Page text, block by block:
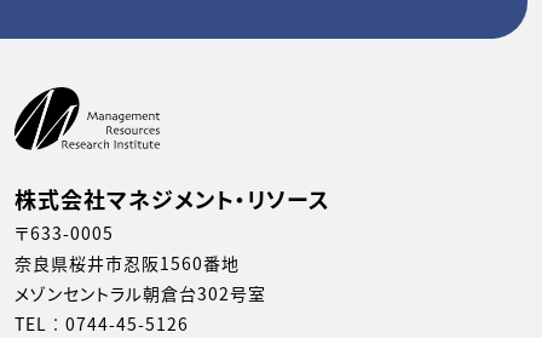
株式会社マネジメント・リソース
〒633-0005
奈良県桜井市忍阪1560番地
メゾンセントラル朝倉台302号室
TEL︰ 0744-45-5126